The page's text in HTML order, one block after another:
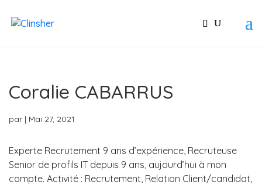
Coralie CABARRUS
par | Mai 27, 2021
Experte Recrutement 9 ans d’expérience, Recruteuse
Senior de profils IT depuis 9 ans, aujourd’hui à mon
compte. Activité : Recrutement, Relation Client/candidat,